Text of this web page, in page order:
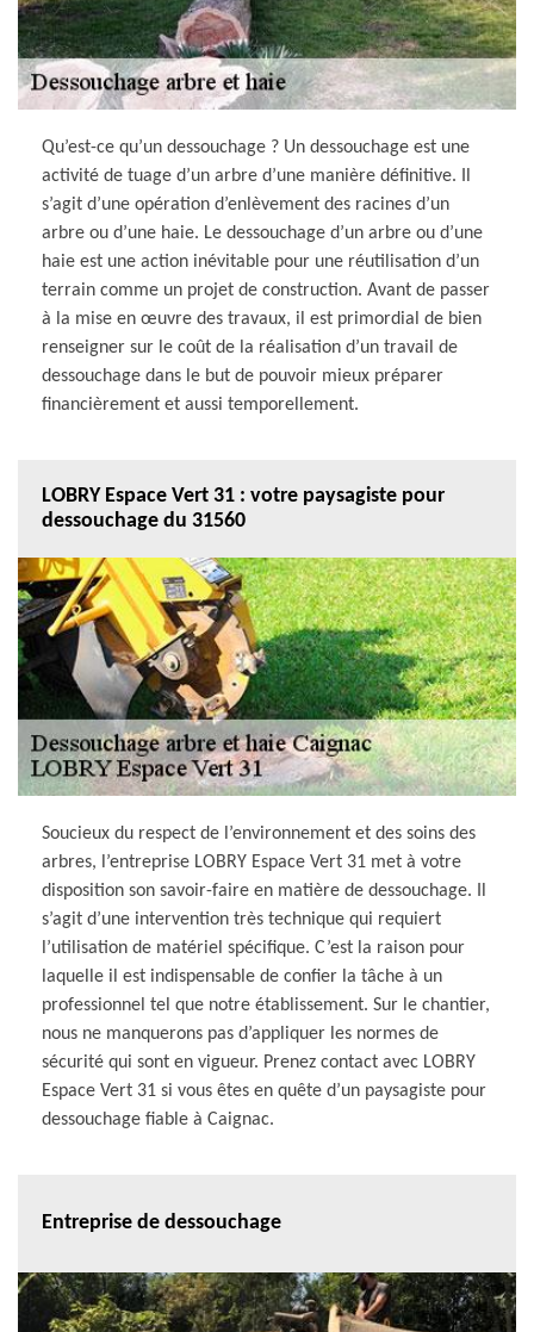
Qu’est-ce qu’un dessouchage ? Un dessouchage est une
activité de tuage d’un arbre d’une manière définitive. Il
s’agit d’une opération d’enlèvement des racines d’un
arbre ou d’une haie. Le dessouchage d’un arbre ou d’une
haie est une action inévitable pour une réutilisation d’un
terrain comme un projet de construction. Avant de passer
à la mise en œuvre des travaux, il est primordial de bien
renseigner sur le coût de la réalisation d’un travail de
dessouchage dans le but de pouvoir mieux préparer
financièrement et aussi temporellement.
LOBRY Espace Vert 31 : votre paysagiste pour
dessouchage du 31560
Soucieux du respect de l’environnement et des soins des
arbres, l’entreprise LOBRY Espace Vert 31 met à votre
disposition son savoir-faire en matière de dessouchage. Il
s’agit d’une intervention très technique qui requiert
l’utilisation de matériel spécifique. C’est la raison pour
laquelle il est indispensable de confier la tâche à un
professionnel tel que notre établissement. Sur le chantier,
nous ne manquerons pas d’appliquer les normes de
sécurité qui sont en vigueur. Prenez contact avec LOBRY
Espace Vert 31 si vous êtes en quête d’un paysagiste pour
dessouchage fiable à Caignac.
Entreprise de dessouchage